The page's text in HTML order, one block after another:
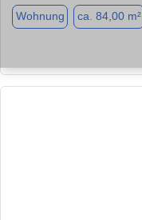
Wohnung ca. 84,00 m²